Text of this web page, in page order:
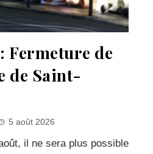
Fermeture de
de Saint-
5 août 2026
il ne sera plus possible